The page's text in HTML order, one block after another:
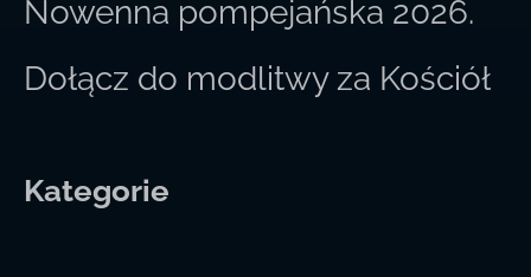
Nowenna pompejańska 2026.
Dołącz do modlitwy za Kościół
Kategorie